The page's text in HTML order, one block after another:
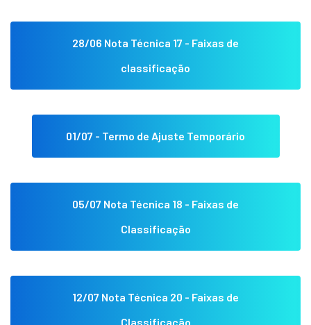
28/06 Nota Técnica 17 - Faixas de
classificação
01/07 - Termo de Ajuste Temporário
05/07 Nota Técnica 18 - Faixas de
Classificação
12/07 Nota Técnica 20 - Faixas de
Classificação